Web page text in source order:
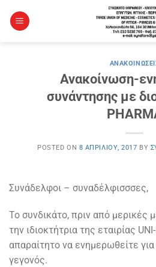
στο
Ανακοίνωση-
συνάντησης με
POSTED ON 8 ΑΠΡΙΛΊΟΥ, 2017 BY
Συνάδελφοι – συναδέλφισσσες,
Το συνδικάτο, πριν από μερικές
την ιδιοκτήτρια της εταιρίας
απαραίτητο να ενημερωθείτε
γεγονός.